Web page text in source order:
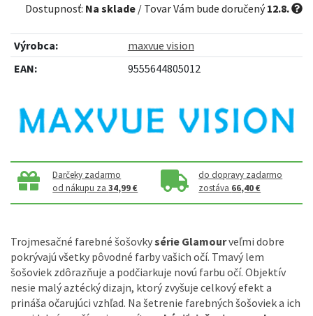
Dostupnosť: Na sklade / Tovar Vám bude doručený12.8.
Výrobca:
maxvue vision
EAN:
9555644805012
Darčeky zadarmo
od nákupu za34,99 €
do dopravy zadarmo
zostáva 66,40 €
Trojmesačné farebné šošovkysérie Glamourveľmi dobre
pokrývajú všetky pôvodné farby vašich očí. Tmavý lem
šošoviek zdôrazňuje a podčiarkuje novú farbu očí. Objektív
nesie malý aztécký dizajn, ktorý zvyšuje celkový efekt a
prináša očarujúci vzhľad. Na šetrenie farebných šošoviek a ich